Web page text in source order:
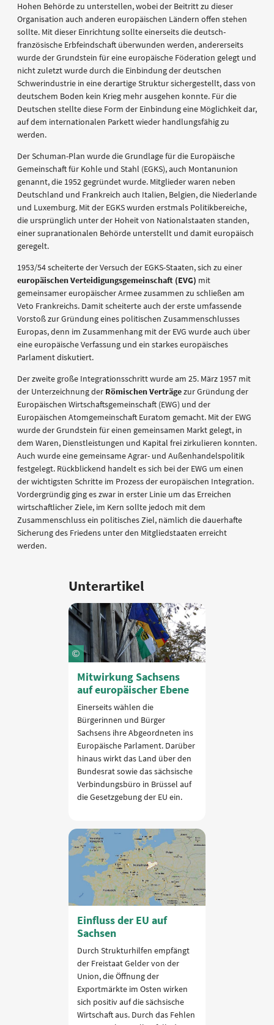
Hohen Behörde zu unterstellen, wobei der Beitritt zu dieser
Organisation auch anderen europäischen Ländern offen stehen
sollte. Mit dieser Einrichtung sollte einerseits die deutsch-
französische Erbfeindschaft überwunden werden, andererseits
wurde der Grundstein für eine europäische Föderation gelegt und
nicht zuletzt wurde durch die Einbindung der deutschen
Schwerindustrie in eine derartige Struktur sichergestellt, dass von
deutschem Boden kein Krieg mehr ausgehen konnte. Für die
Deutschen stellte diese Form der Einbindung eine Möglichkeit dar,
auf dem internationalen Parkett wieder handlungsfähig zu
werden.
Der Schuman-Plan wurde die Grundlage für die Europäische
Gemeinschaft für Kohle und Stahl (EGKS), auch Montanunion
genannt, die 1952 gegründet wurde. Mitglieder waren neben
Deutschland und Frankreich auch Italien, Belgien, die Niederlande
und Luxemburg. Mit der EGKS wurden erstmals Politikbereiche,
die ursprünglich unter der Hoheit von Nationalstaaten standen,
einer supranationalen Behörde unterstellt und damit europäisch
geregelt.
1953/54 scheiterte der Versuch der EGKS-Staaten, sich zu einer
europäischen Verteidigungsgemeinschaft (EVG) mit
gemeinsamer europäischer Armee zusammen zu schließen am
Veto Frankreichs. Damit scheiterte auch der erste umfassende
Vorstoß zur Gründung eines politischen Zusammenschlusses
Europas, denn im Zusammenhang mit der EVG wurde auch über
eine europäische Verfassung und ein starkes europäisches
Parlament diskutiert.
Der zweite große Integrationsschritt wurde am 25. März 1957 mit
der Unterzeichnung der Römischen Verträgezur Gründung der
Europäischen Wirtschaftsgemeinschaft (EWG) und der
Europäischen Atomgemeinschaft Euratom gemacht. Mit der EWG
wurde der Grundstein für einen gemeinsamen Markt gelegt, in
dem Waren, Dienstleistungen und Kapital frei zirkulieren konnten.
Auch wurde eine gemeinsame Agrar- und Außenhandelspolitik
festgelegt. Rückblickend handelt es sich bei der EWG um einen
der wichtigsten Schritte im Prozess der europäischen Integration.
Vordergründig ging es zwar in erster Linie um das Erreichen
wirtschaftlicher Ziele, im Kern sollte jedoch mit dem
Zusammenschluss ein politisches Ziel, nämlich die dauerhafte
Sicherung des Friedens unter den Mitgliedstaaten erreicht
werden.
Unterartikel
Mitwirkung Sachsens
auf europäischer Ebene
Einerseits wählen die
Bürgerinnen und Bürger
Sachsens ihre Abgeordneten ins
Europäische Parlament. Darüber
hinaus wirkt das Land über den
Bundesrat sowie das sächsische
Verbindungsbüro in Brüssel auf
die Gesetzgebung der EU ein.
Einfluss der EU auf
Sachsen
Durch Strukturhilfen empfängt
der Freistaat Gelder von der
Union, die Öffnung der
Exportmärkte im Osten wirken
sich positiv auf die sächsische
Wirtschaft aus. Durch das Fehlen